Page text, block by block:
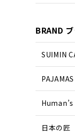
BRAND
SUIMIN
Human’s
日本の匠